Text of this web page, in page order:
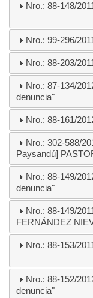
Nro.: 88-148/
Nro.: 99-296/
Nro.: 88-203/
Nro.: 87-134/
denuncia"
Nro.: 88-161/
Nro.: 302-588/
Paysandú]
Nro.: 88-149/
denuncia"
Nro.: 88-149/
FERNÁNDEZ
Nro.: 88-153/
Nro.: 88-152/
denuncia"